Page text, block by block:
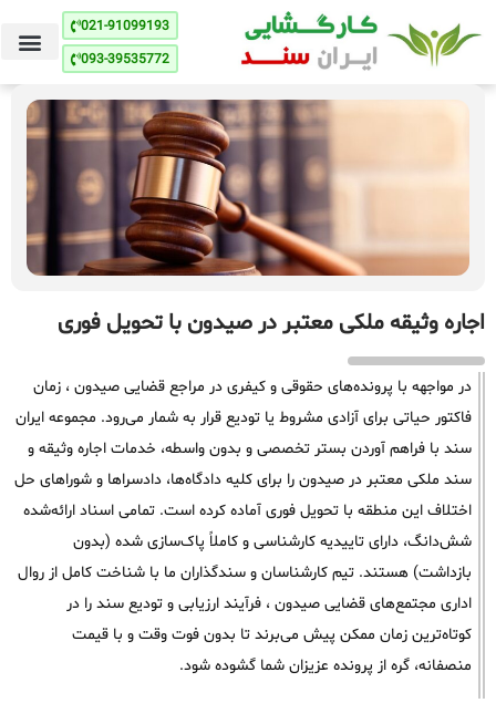
021-91099193
093-39535772
اجاره وثیقه ملکی معتبر در صیدون با تحویل فوری
در مواجهه با پرونده‌های حقوقی و کیفری در مراجع قضایی صیدون ، زمان
فاکتور حیاتی برای آزادی مشروط یا تودیع قرار به شمار می‌رود. مجموعه ایران
سند با فراهم آوردن بستر تخصصی و بدون واسطه، خدمات اجاره وثیقه و
سند ملکی معتبر در صیدون را برای کلیه دادگاه‌ها، دادسراها و شوراهای حل
اختلاف این منطقه با تحویل فوری آماده کرده است. تمامی اسناد ارائه‌شده
شش‌دانگ، دارای تاییدیه کارشناسی و کاملاً پاک‌سازی شده (بدون
بازداشت) هستند. تیم کارشناسان و سندگذاران ما با شناخت کامل از روال
اداری مجتمع‌های قضایی صیدون ، فرآیند ارزیابی و تودیع سند را در
کوتاه‌ترین زمان ممکن پیش می‌برند تا بدون فوت وقت و با قیمت
منصفانه، گره از پرونده عزیزان شما گشوده شود.